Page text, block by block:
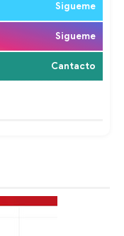
Sigueme
Sigueme
Cantacto